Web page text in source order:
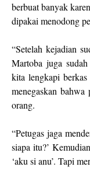
berbuat banyak
dipakai menodong
“Setelah kejadian
Martoba juga
kita lengkapi
menegaskan
orang.
“Petugas jaga
siapa itu?’
‘aku si anu’. Tapi